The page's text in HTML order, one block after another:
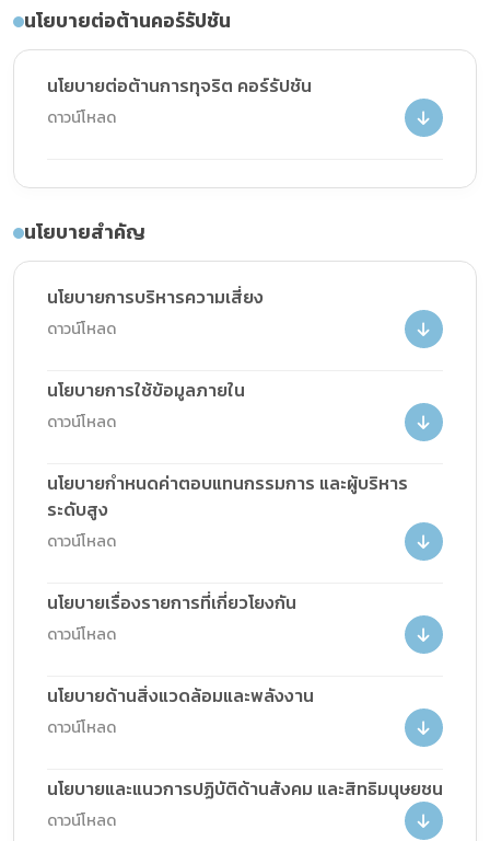
นโยบายต่อต้านคอร์รัปชัน
นโยบายต่อต้านการทุจริต คอร์รัปชัน
ดาวน์โหลด
นโยบายสำคัญ
นโยบายการบริหารความเสี่ยง
ดาวน์โหลด
นโยบายการใช้ข้อมูลภายใน
ดาวน์โหลด
นโยบายกำหนดค่าตอบแทนกรรมการ และผู้บริหาร
ระดับสูง
ดาวน์โหลด
นโยบายเรื่องรายการที่เกี่ยวโยงกัน
ดาวน์โหลด
นโยบายด้านสิ่งแวดล้อมและพลังงาน
ดาวน์โหลด
นโยบายและแนวการปฏิบัติด้านสังคม และสิทธิมนุษยชน
ดาวน์โหลด